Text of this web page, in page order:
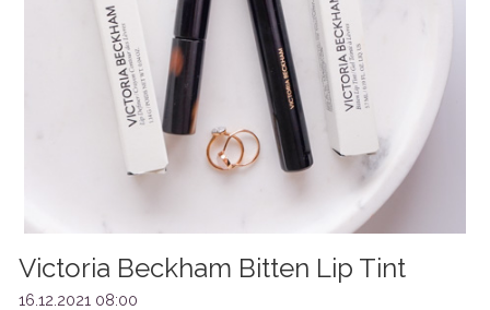
Victoria Beckham Bitten Lip Tint
16.12.2021 08:00